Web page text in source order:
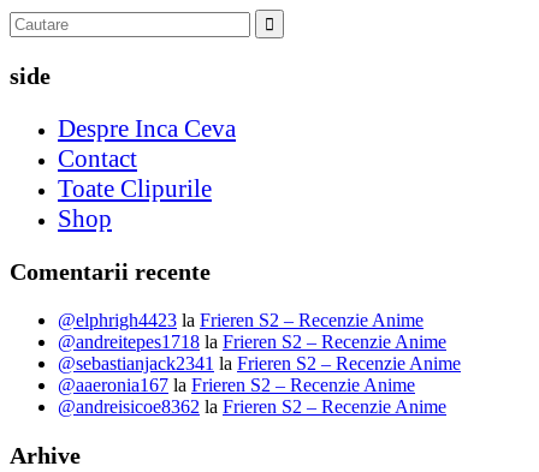
side
Despre Inca Ceva
Contact
Toate Clipurile
Shop
Comentarii recente
@elphrigh4423 la Frieren S2 – Recenzie Anime
@andreitepes1718 la Frieren S2 – Recenzie Anime
@sebastianjack2341 la Frieren S2 – Recenzie Anime
@aaeronia167 la Frieren S2 – Recenzie Anime
@andreisicoe8362 la Frieren S2 – Recenzie Anime
Arhive